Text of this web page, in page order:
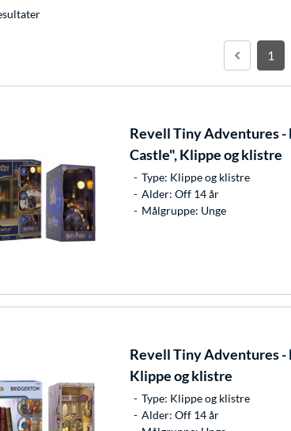
1
RevellTiny Adventures
Castle", Klippe og klistre
Type: Klippe og klistre
Alder: Off 14 år
Målgruppe: Unge
RevellTiny Adventures
Klippe og klistre
Type: Klippe og klistre
Alder: Off 14 år